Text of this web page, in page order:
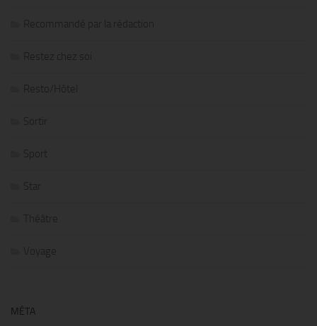
Recommandé par la rédaction
Restez chez soi
Resto/Hôtel
Sortir
Sport
Star
Théâtre
Voyage
MÉTA